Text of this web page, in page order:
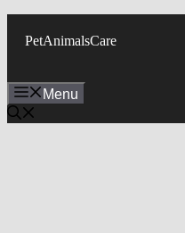
PetAnimalsCare
Menu